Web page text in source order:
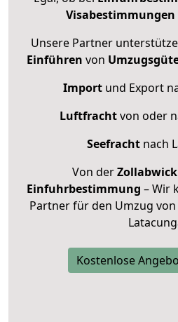
Visabestimmungen
Unsere Partner
Einführen von
Import und Export
Luftfrachtvon oder
Seefracht nach
Von der
Einfuhrbestimmung – Wir
Partner für den Umzug
Kostenlose